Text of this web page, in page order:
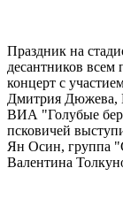
Праздник на
десантников
концерт с
Дмитрия Дюжева,
ВИА "Голубые
псковичей
Ян Осин, группа
Валентина